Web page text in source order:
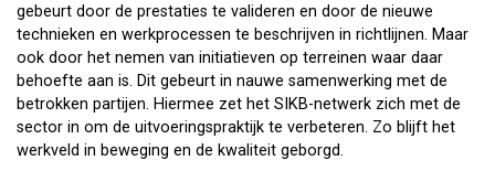
gebeurt door de prestaties te valideren en door de nieuwe
technieken en werkprocessen te beschrijven in richtlijnen. Maar
ook door het nemen van initiatieven op terreinen waar daar
behoefte aan is. Dit gebeurt in nauwe samenwerking met de
betrokken partijen. Hiermee zet het SIKB-netwerk zich met de
sector in om de uitvoeringspraktijk te verbeteren. Zo blijft het
werkveld in beweging en de kwaliteit geborgd.